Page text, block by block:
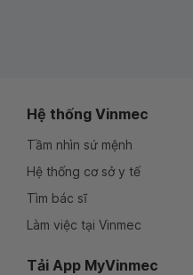
Hệ thống Vinmec
Tầm nhìn sứ mệnh
Hệ thống cơ sở y tế
Tìm bác sĩ
Làm việc tại Vinmec
Tải App MyVinmec